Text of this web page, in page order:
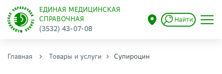
ЕДИНАЯ МЕДИЦИНСКАЯ
СПРАВОЧНАЯ
(3532) 43-07-08
Найти
Главная Товары и услуги Супироцин